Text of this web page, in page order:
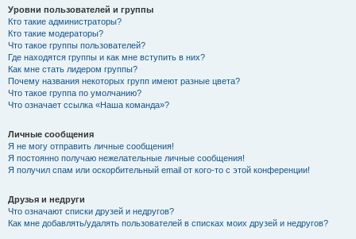
Уровни пользователей и группы
Кто такие администраторы?
Кто такие модераторы?
Что такое группы пользователей?
Где находятся группы и как мне вступить в них?
Как мне стать лидером группы?
Почему названия некоторых групп имеют разные цвета?
Что такое группа по умолчанию?
Что означает ссылка «Наша команда»?
Личные сообщения
Я не могу отправить личные сообщения!
Я постоянно получаю нежелательные личные сообщения!
Я получил спам или оскорбительный email от кого-то с этой конференции!
Друзья и недруги
Что означают списки друзей и недругов?
Как мне добавлять/удалять пользователей в списках моих друзей и недругов?